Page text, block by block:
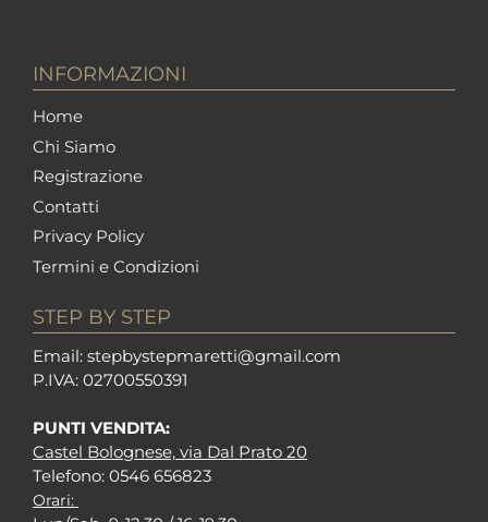
INFORMAZIONI
Home
Chi Siamo
Registrazione
Contatti
Privacy Policy
Termini e Condizioni
STEP BY STEP
Email: stepbystepmaretti@gmail.com
P.IVA: 02700550391
PUNTI VENDITA:
Castel Bolognese, via Dal Prato 20
Telefono: 0546 656823
Orari: